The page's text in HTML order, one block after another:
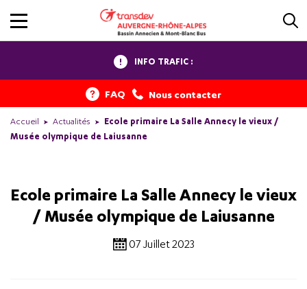
INFO TRAFIC :
FAQ Nous contacter
Accueil Actualités
Ecole primaire La Salle Annecy le vieux /
Musée olympique de Laiusanne
Ecole primaire La Salle Annecy le vieux
/ Musée olympique de Laiusanne
07 Juillet 2023